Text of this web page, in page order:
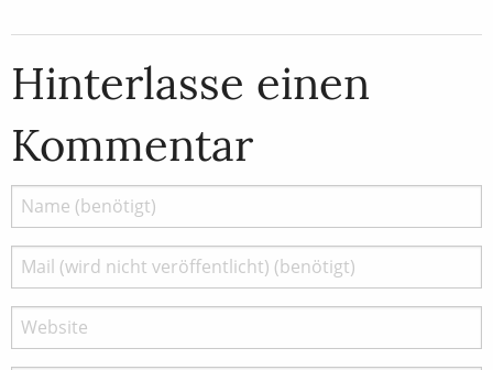
Hinterlasse einen
Kommentar